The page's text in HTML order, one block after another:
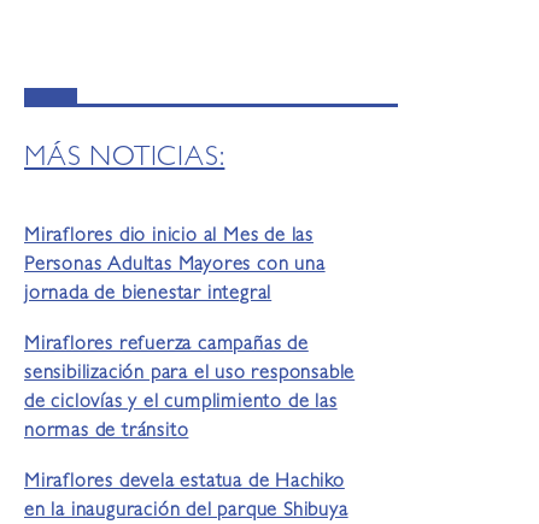
MÁS NOTICIAS:
Miraflores dio inicio al Mes de las
Personas Adultas Mayores con una
jornada de bienestar integral
Miraflores refuerza campañas de
sensibilización para el uso responsable
de ciclovías y el cumplimiento de las
normas de tránsito
Miraflores devela estatua de Hachiko
en la inauguración del parque Shibuya